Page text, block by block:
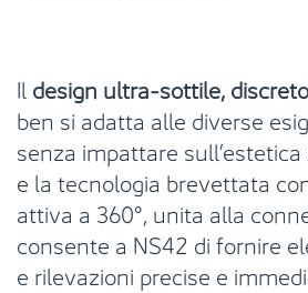
Il design ultra-sottile,
ben si adatta alle diverse
senza impattare
e la tecnologia brevettata
attiva a 360°, unita alla
consente a NS42 di fornire
e rilevazioni precise e